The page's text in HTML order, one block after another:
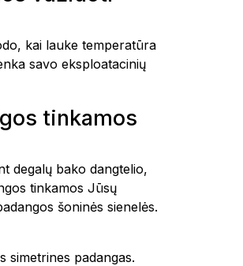
kai lauke temperatūra
savo eksploatacinių
tinkamos
degalų bako dangtelio,
tinkamos Jūsų
šoninės sienelės.
simetrines padangas.